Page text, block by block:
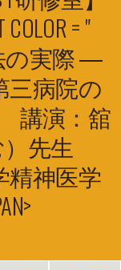
COLOR = "
の実際 ―
三病院の
講演：舘
）先生
精神医学